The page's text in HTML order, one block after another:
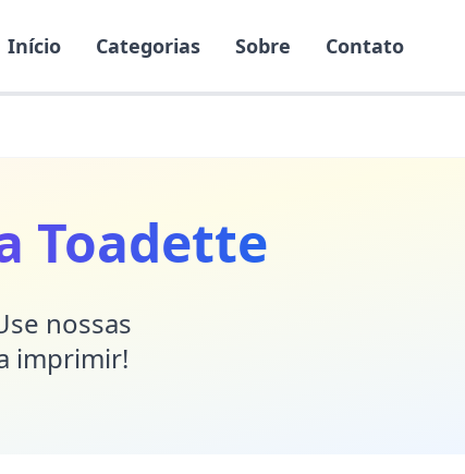
Início Categorias Sobre Contato
Toadette
nossas
imprimir!